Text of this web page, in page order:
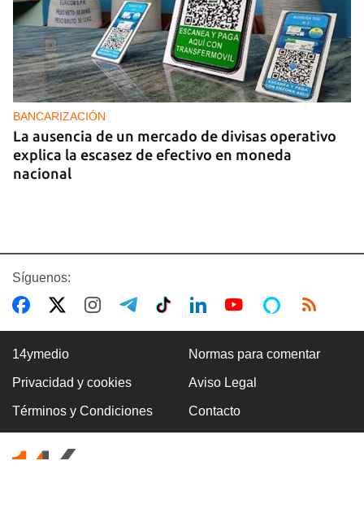
BANCARIZACIÓN
La ausencia de un mercado de divisas operativo
explica la escasez de efectivo en moneda
nacional
CUBA-EE UU
Marco Rubio advierte de que La Habana "no
tendrá escapatoria" y que EE UU será implacable
Síguenos:
14ymedio Normas para comentar
Privacidad y cookies Aviso Legal
Términos y Condiciones Contacto